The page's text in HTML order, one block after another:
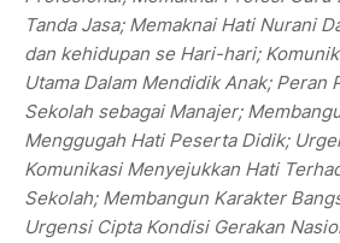
Tanda Jasa; Memaknai Hati Nurani
dan kehidupan se Hari-hari;
Utama Dalam Mendidik Anak; Peran
Sekolah sebagai Manajer;
Menggugah Hati Peserta Didik;
Komunikasi Menyejukkan Hati
Sekolah; Membangun Karakter
Urgensi Cipta Kondisi Gerakan